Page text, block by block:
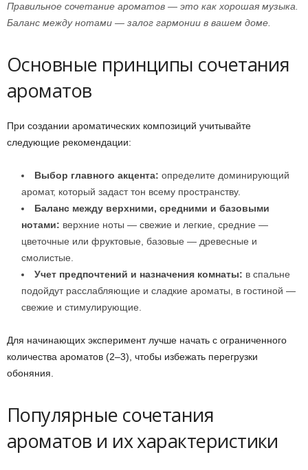
Правильное сочетание ароматов — это как хорошая музыка.
Баланс между нотами — залог гармонии в вашем доме.
Основные принципы сочетания
ароматов
При создании ароматических композиций учитывайте
следующие рекомендации:
Выбор главного акцента: определите доминирующий
аромат, который задаст тон всему пространству.
Баланс между верхними, средними и базовыми
нотами: верхние ноты — свежие и легкие, средние —
цветочные или фруктовые, базовые — древесные и
смолистые.
Учет предпочтений и назначения комнаты: в спальне
подойдут расслабляющие и сладкие ароматы, в гостиной —
свежие и стимулирующие.
Для начинающих эксперимент лучше начать с ограниченного
количества ароматов (2–3), чтобы избежать перегрузки
обоняния.
Популярные сочетания
ароматов и их характеристики